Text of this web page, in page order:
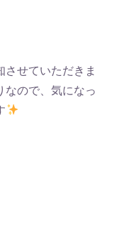
せていただきま
なので、気になっ